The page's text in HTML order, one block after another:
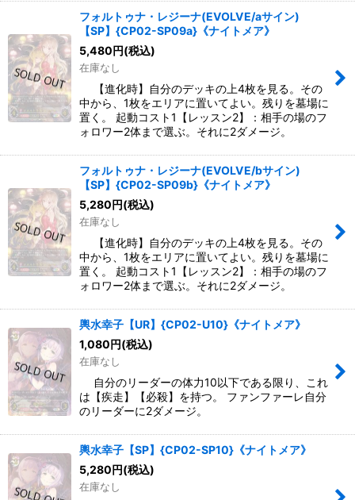
フォルトゥナ・レジーナ(EVOLVE/aサイン)
【SP】{CP02-SP09a}《ナイトメア》
5,480円(税込)
在庫なし
【進化時】自分のデッキの上4枚を見る。その
中から、1枚をエリアに置いてよい。残りを墓場に
置く。 起動コスト1【レッスン2】：相手の場のフ
ォロワー2体まで選ぶ。それに2ダメージ。
フォルトゥナ・レジーナ(EVOLVE/bサイン)
【SP】{CP02-SP09b}《ナイトメア》
5,280円(税込)
在庫なし
【進化時】自分のデッキの上4枚を見る。その
中から、1枚をエリアに置いてよい。残りを墓場に
置く。 起動コスト1【レッスン2】：相手の場のフ
ォロワー2体まで選ぶ。それに2ダメージ。
輿水幸子【UR】{CP02-U10}《ナイトメア》
1,080円(税込)
在庫なし
自分のリーダーの体力10以下である限り、これ
は【疾走】【必殺】を持つ。 ファンファーレ自分
のリーダーに2ダメージ。
輿水幸子【SP】{CP02-SP10}《ナイトメア》
5,280円(税込)
在庫なし